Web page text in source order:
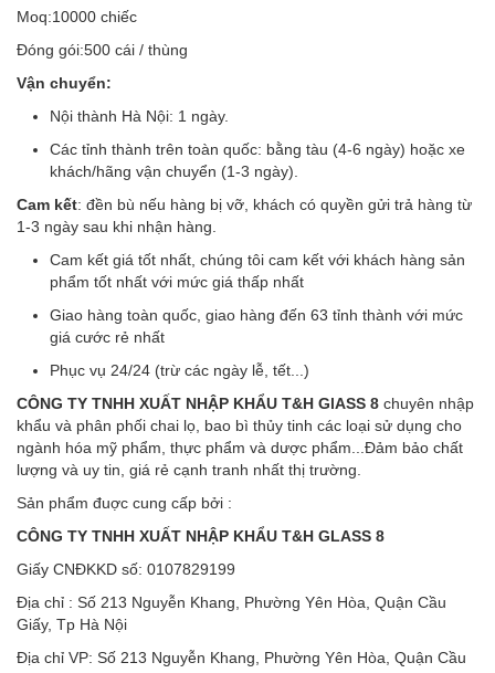
Moq:10000 chiếc
Đóng gói:500 cái / thùng
Vận chuyển:
Nội thành Hà Nội: 1 ngày.
Các tỉnh thành trên toàn quốc: bằng tàu (4-6 ngày) hoặc xe
khách/hãng vận chuyển (1-3 ngày).
Cam kết: đền bù nếu hàng bị vỡ, khách có quyền gửi trả hàng từ
1-3 ngày sau khi nhận hàng.
Cam kết giá tốt nhất, chúng tôi cam kết với khách hàng sản
phẩm tốt nhất với mức giá thấp nhất
Giao hàng toàn quốc, giao hàng đến 63 tỉnh thành với mức
giá cước rẻ nhất
Phục vụ 24/24 (trừ các ngày lễ, tết...)
CÔNG TY TNHH XUẤT NHẬP KHẨU T&H GlASS 8 chuyên nhập
khẩu và phân phối chai lọ, bao bì thủy tinh các loại sử dụng cho
ngành hóa mỹ phẩm, thực phẩm và dược phẩm...Đảm bảo chất
lượng và uy tin, giá rẻ cạnh tranh nhất thị trường.
Sản phẩm đuợc cung cấp bởi :
CÔNG TY TNHH XUẤT NHẬP KHẨU T&H GLASS 8
Giấy CNĐKKD số: 0107829199
Địa chỉ : Số 213 Nguyễn Khang, Phường Yên Hòa, Quận Cầu
Giấy, Tp Hà Nội
Địa chỉ VP: Số 213 Nguyễn Khang, Phường Yên Hòa, Quận Cầu